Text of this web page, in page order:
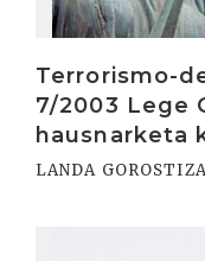
Terrorismo-
7/2003 Lege
hausnarketa
LANDA